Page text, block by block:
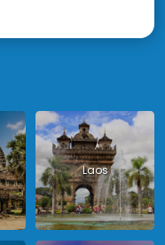
Laos